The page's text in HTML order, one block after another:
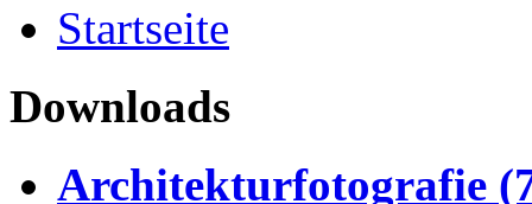
Startseite
Downloads
Architekturfotografie